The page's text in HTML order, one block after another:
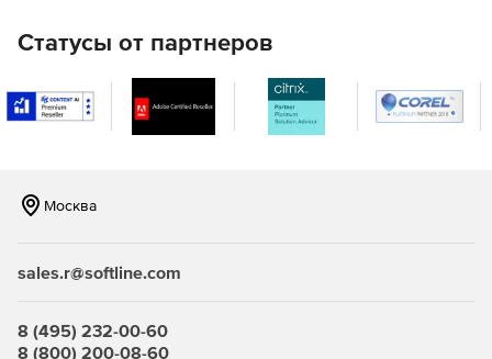
Статусы от партнеров
Москва
sales.r@softline.com
8 (495) 232-00-60
8 (800) 200-08-60